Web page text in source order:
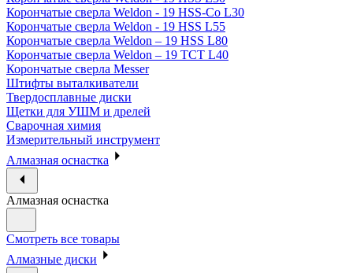
Корончатые сверла Weldon - 19 HSS-Co L30
Корончатые сверла Weldon - 19 HSS L55
Корончатые сверла Weldon – 19 HSS L80
Корончатые сверла Weldon – 19 TCT L40
Корончатые сверла Messer
Штифты выталкиватели
Твердосплавные диски
Щетки для УШМ и дрелей
Сварочная химия
Измерительный инструмент
Алмазная оснастка
Алмазная оснастка
Смотреть все товары
Алмазные диски